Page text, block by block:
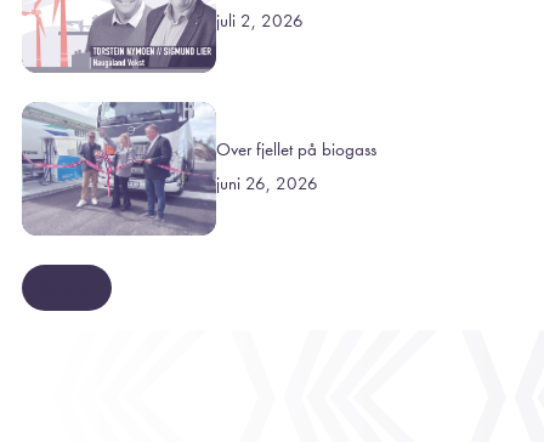
juli 2, 2026
Over fjellet på biogass
juni 26, 2026